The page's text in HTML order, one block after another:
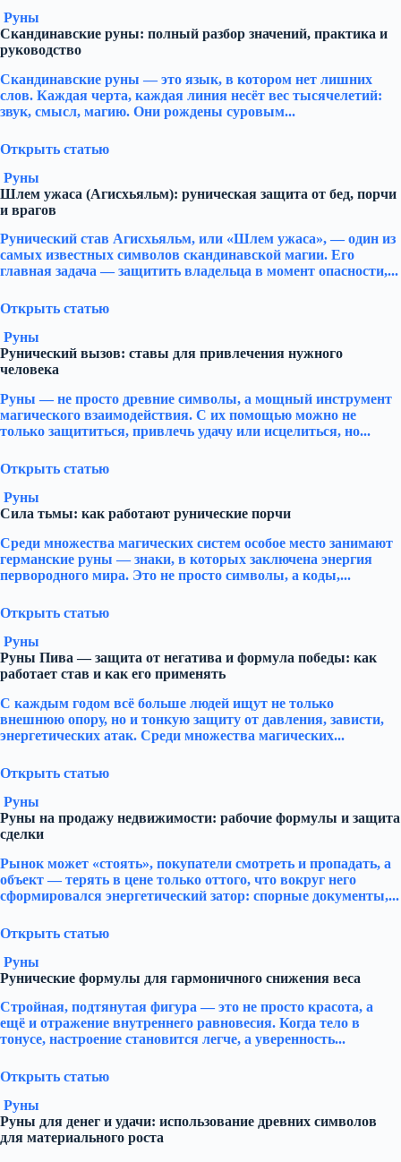
Руны
Скандинавские руны: полный разбор значений, практика и
руководство
Скандинавские руны — это язык, в котором нет лишних
слов. Каждая черта, каждая линия несёт вес тысячелетий:
звук, смысл, магию. Они рождены суровым...
Открыть статью
Руны
Шлем ужаса (Агисхьяльм): руническая защита от бед, порчи
и врагов
Рунический став Агисхьяльм, или «Шлем ужаса», — один из
самых известных символов скандинавской магии. Его
главная задача — защитить владельца в момент опасности,...
Открыть статью
Руны
Рунический вызов: ставы для привлечения нужного
человека
Руны — не просто древние символы, а мощный инструмент
магического взаимодействия. С их помощью можно не
только защититься, привлечь удачу или исцелиться, но...
Открыть статью
Руны
Сила тьмы: как работают рунические порчи
Среди множества магических систем особое место занимают
германские руны — знаки, в которых заключена энергия
первородного мира. Это не просто символы, а коды,...
Открыть статью
Руны
Руны Пива — защита от негатива и формула победы: как
работает став и как его применять
С каждым годом всё больше людей ищут не только
внешнюю опору, но и тонкую защиту от давления, зависти,
энергетических атак. Среди множества магических...
Открыть статью
Руны
Руны на продажу недвижимости: рабочие формулы и защита
сделки
Рынок может «стоять», покупатели смотреть и пропадать, а
объект — терять в цене только оттого, что вокруг него
сформировался энергетический затор: спорные документы,...
Открыть статью
Руны
Рунические формулы для гармоничного снижения веса
Стройная, подтянутая фигура — это не просто красота, а
ещё и отражение внутреннего равновесия. Когда тело в
тонусе, настроение становится легче, а уверенность...
Открыть статью
Руны
Руны для денег и удачи: использование древних символов
для материального роста